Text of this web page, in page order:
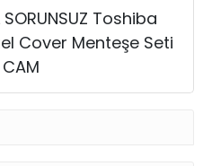
SORUNSUZ Toshiba
Cover Menteşe Seti